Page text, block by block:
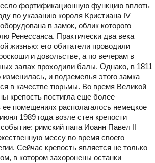
фортификационную функцию вплоть
по указанию короля Кристиана ІV
в замок, облик которого
Ренессанса. Практически два века
жизнью: его обитатели проводили
и довольстве, а по вечерам в
залах проходили балы. Однако, в 1811
изменилась, и подземелья этого замка
в качестве тюрьмы. Во время Великой
крепость постигла еще более
ее помещениях располагалось немецкое
1989 года возле стен крепости
римский папа Иоанн Павел ІІ
мессу во время своего
Сейчас крепость является не только
в котором захоронены останки